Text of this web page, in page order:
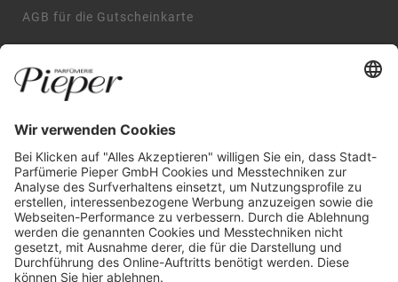
AGB für die Gutscheinkarte
AGB
Widerrufsbelehrung
GARANTIERTE SICHERHEIT